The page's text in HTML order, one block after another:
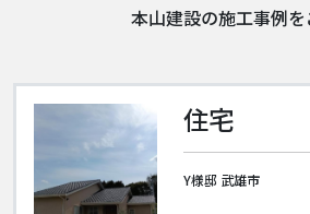
本山建設の施工事例
住宅
Y様邸 武雄市